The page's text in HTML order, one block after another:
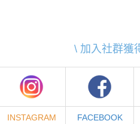
\ 加入社群獲
INSTAGRAM FACEBOOK